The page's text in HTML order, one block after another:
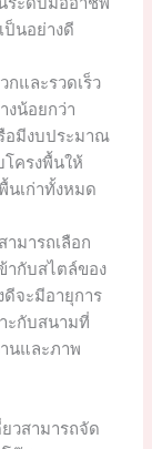
ป็นอย่างดี
และรวดเร็ว
งน้อยกว่า
อมีงบประมาณ
ครงพื้นให้
นเก่าทั้งหมด
มารถเลือก
ากับสไตล์ของ
จะมีอายุการ
ะกับสนามที่
นและภาพ
วสามารถจัด